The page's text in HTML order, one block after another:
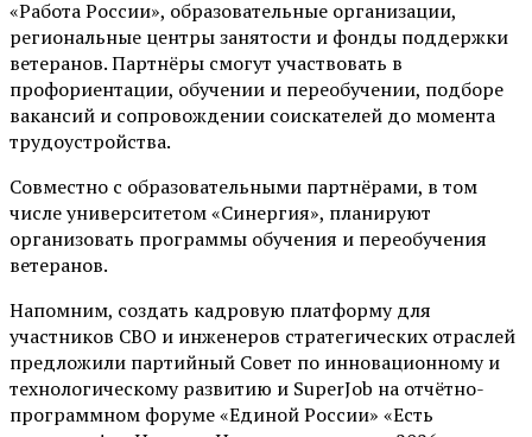
«Работа России», образовательные организации,
региональные центры занятости и фонды поддержки
ветеранов. Партнёры смогут участвовать в
профориентации, обучении и переобучении, подборе
вакансий и сопровождении соискателей до момента
трудоустройства.
Совместно с образовательными партнёрами, в том
числе университетом «Синергия», планируют
организовать программы обучения и переобучения
ветеранов.
Напомним, создать кадровую платформу для
участников СВО и инженеров стратегических отраслей
предложили партийный Совет по инновационному и
технологическому развитию и SuperJob на отчётно-
программном форуме «Единой России» «Есть